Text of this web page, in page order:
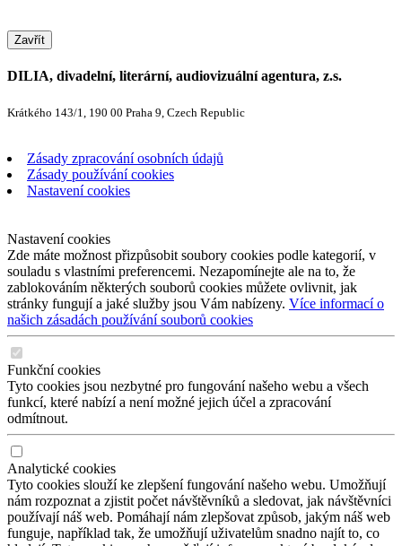
Zavřít
DILIA, divadelní, literární, audiovizuální agentura, z.s.
Krátkého 143/1, 190 00 Praha 9, Czech Republic
Zásady zpracování osobních údajů
Zásady používání cookies
Nastavení cookies
Nastavení cookies
Zde máte možnost přizpůsobit soubory cookies podle kategorií, v
souladu s vlastními preferencemi. Nezapomínejte ale na to, že
zablokováním některých souborů cookies můžete ovlivnit, jak
stránky fungují a jaké služby jsou Vám nabízeny. Více informací o
našich zásadách používání souborů cookies
Funkční cookies
Tyto cookies jsou nezbytné pro fungování našeho webu a všech
funkcí, které nabízí a není možné jejich účel a zpracování
odmítnout.
Analytické cookies
Tyto cookies slouží ke zlepšení fungování našeho webu. Umožňují
nám rozpoznat a zjistit počet návštěvníků a sledovat, jak návštěvníci
používají náš web. Pomáhají nám zlepšovat způsob, jakým náš web
funguje, například tak, že umožňují uživatelům snadno najít to, co